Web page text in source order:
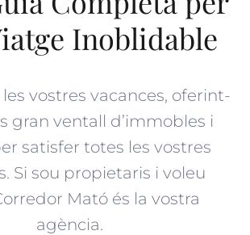
Inoblidable
vostres vacances, oferint-
gran ventall d’immobles i
satisfer totes les vostres
Si sou propietaris i voleu
Mató és la vostra
agència.